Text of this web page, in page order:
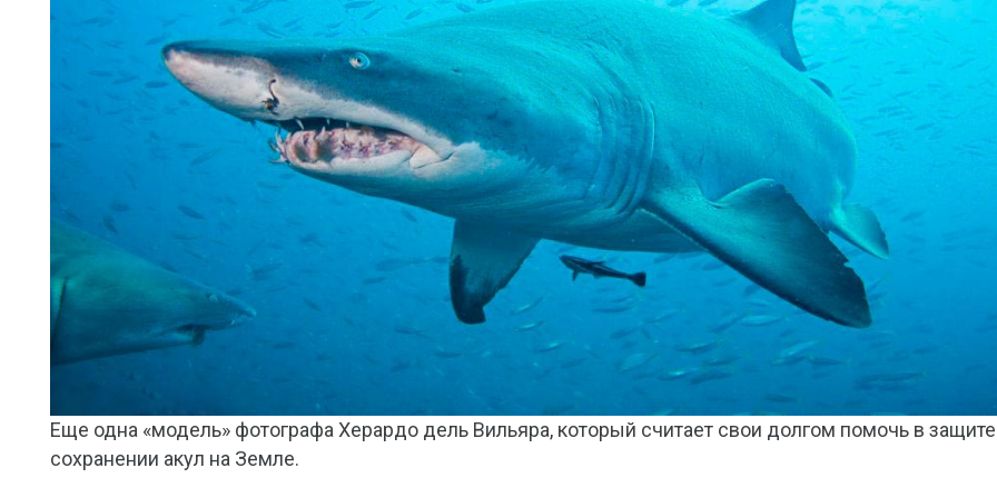
Еще одна «модель» фотографа Херардо дель Вильяра, который считает свои долгом помочь в
сохранении акул на Земле.